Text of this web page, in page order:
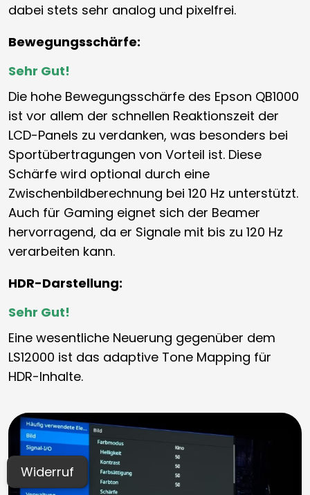
dabei stets sehr analog und pixelfrei.
Bewegungsschärfe:
Sehr Gut!
Die hohe Bewegungsschärfe des Epson QB1000
ist vor allem der schnellen Reaktionszeit der
LCD-Panels zu verdanken, was besonders bei
Sportübertragungen von Vorteil ist. Diese
Schärfe wird optional durch eine
Zwischenbildberechnung bei 120 Hz unterstützt.
Auch für Gaming eignet sich der Beamer
hervorragend, da er Signale mit bis zu 120 Hz
verarbeiten kann.
HDR-Darstellung:
Sehr Gut!
Eine wesentliche Neuerung gegenüber dem
LS12000 ist das adaptive Tone Mapping für
HDR-Inhalte.
Widerruf